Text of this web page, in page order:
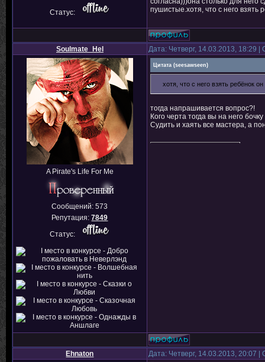
Статус:
пушистые.хотя, что с него
Soulmate_Hel Дата: Четверг, 14.03.2013, 18:29
A Pirate's Life For Me
Сообщений:573
Репутация:7849
Статус:
Цитата (seesawseen)
хотя, что с него взять ребёнок
тогда напрашивается вопрос?!
Кого черта тогда вы на него
Судить и хаять все мастера, а
Ehnaton Дата: Четверг, 14.03.2013, 20:07